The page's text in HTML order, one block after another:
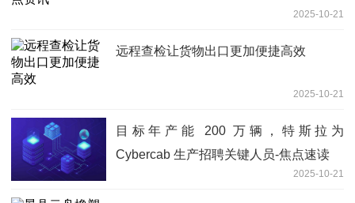
2025-10-21
远程查检让货物出口更加便捷高效
2025-10-21
目标年产能 200 万辆，特斯拉为
Cybercab 生产招聘关键人员-焦点速读
2025-10-21